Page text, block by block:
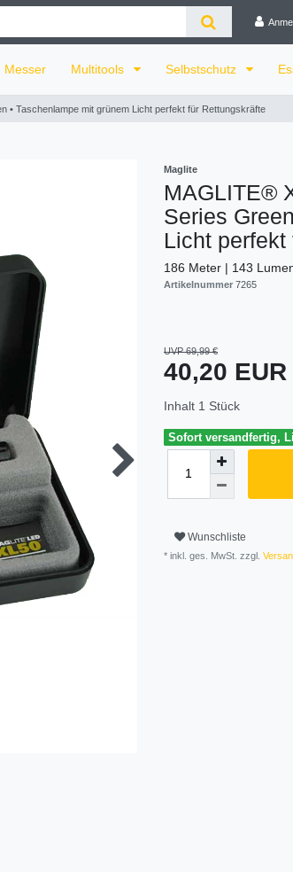
Messer Multitools Selbstschutz
• Taschenlampe mit grünem Licht perfekt für Rettungskräfte
Maglite
MAGLITE®
Series
Licht
186 Meter | 143
Artikelnummer 7265
UVP 69,99 €
40,20 EUR
Inhalt 1 Stück
Sofort versandfertig,
Wunschliste
* inkl. ges. MwSt. zzgl.